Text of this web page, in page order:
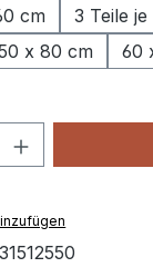
cm
3 Teile
x 80 cm 60
Gib
31512550